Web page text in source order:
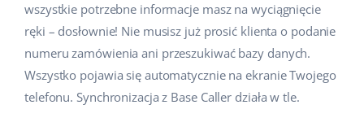
wszystkie potrzebne informacje masz na wyciągnięcie
ręki – dosłownie! Nie musisz już prosić klienta o podanie
numeru zamówienia ani przeszukiwać bazy danych.
Wszystko pojawia się automatycznie na ekranie Twojego
telefonu. Synchronizacja z Base Caller działa w tle.